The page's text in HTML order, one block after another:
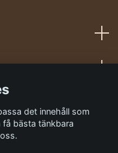
det innehåll som
bästa tänkbara